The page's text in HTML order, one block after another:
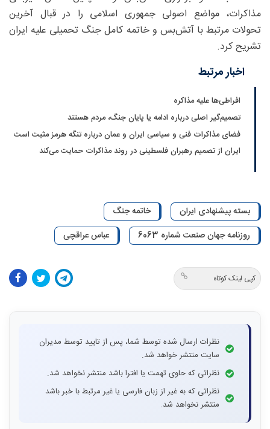
مذاکرات، مواضع اصولی جمهوری اسلامی را در قبال آخرین
تحولات مرتبط با آتش‌بس و خاتمه کامل جنگ تحمیلی علیه ایران
تشریح کرد.
اخبار مرتبط
افراطی‌ها علیه مذاکره
تصمیم‌گیر اصلی درباره ادامه یا پایان جنگ، مردم هستند
فضای مذاکرات فنی و سیاسی ایران و عمان درباره تنگه هرمز مثبت است
ایران از تصمیم رهبران فلسطینی در روند مذاکرات حمایت می‌کند
بسته پیشنهادی ایران
خاتمه جنگ
روزنامه جهان صنعت شماره 6063
عباس عراقچی
کپی لینک کوتاه
نظرات ارسال شده توسط شما، پس از تایید توسط مدیران
سایت منتشر خواهد شد.
نظراتی که حاوی تهمت یا افترا باشد منتشر نخواهد شد.
نظراتی که به غیر از زبان فارسی یا غیر مرتبط با خبر باشد
منتشر نخواهد شد.